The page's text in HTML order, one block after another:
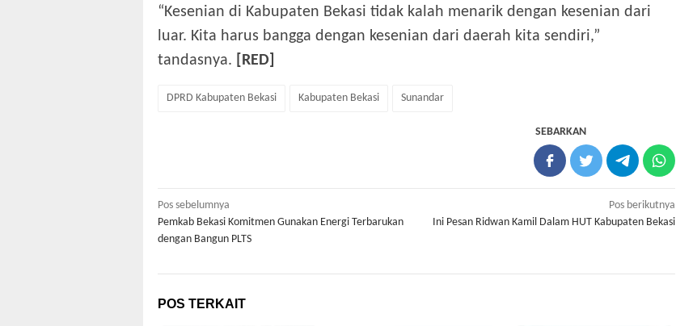
“Kesenian di Kabupaten Bekasi tidak kalah menarik dengan kesenian dari
luar. Kita harus bangga dengan kesenian dari daerah kita sendiri,”
tandasnya. [RED]
DPRD Kabupaten Bekasi Kabupaten Bekasi Sunandar
SEBARKAN
Navigasi
pos
Pos sebelumnya
Pemkab Bekasi Komitmen Gunakan Energi Terbarukan
dengan Bangun PLTS
Pos berikutnya
Ini Pesan Ridwan Kamil Dalam HUT Kabupaten Bekasi
POS TERKAIT